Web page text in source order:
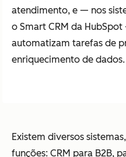
atendimento, e — nos
o Smart CRM da
automatizam tarefas de
enriquecimento de dados.
Existem diversos
funções: CRM para B2B,